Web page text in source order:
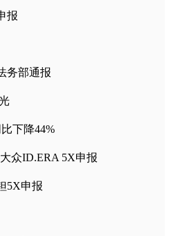
报
务部通报
下降44%
众ID.ERA 5X申报
5X申报